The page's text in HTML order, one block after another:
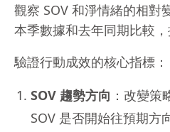
觀察 SOV 和淨情緒的相對
本季數據和去年同期比較，
驗證行動成效的核心指標：
SOV 趨勢方向 ：改變策
SOV 是否開始往預期方